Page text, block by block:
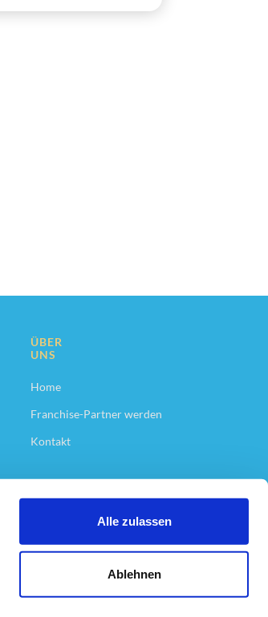
Alle zulassen
Ablehnen
ÜBER
UNS
Home
Franchise-Partner werden
Kontakt